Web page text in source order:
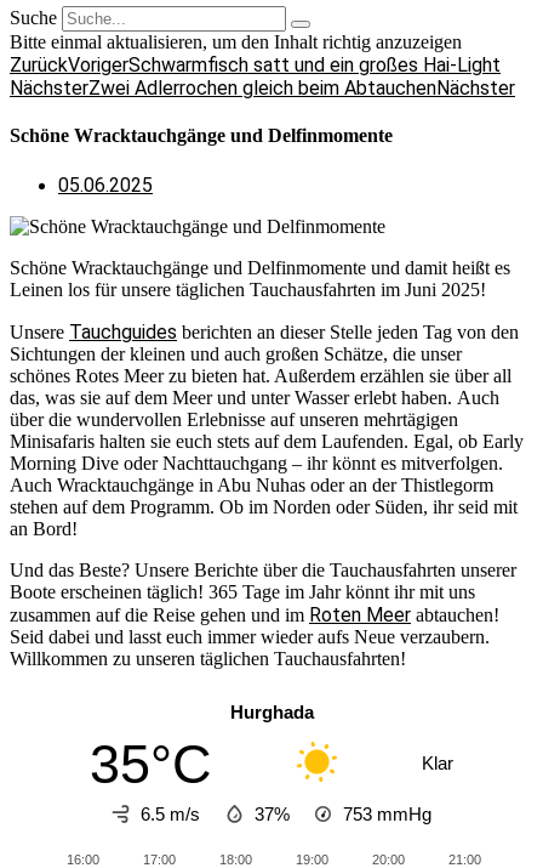
Suche
Bitte einmal aktualisieren, um den Inhalt richtig anzuzeigen
ZurückVorigerSchwarmfisch satt und ein großes Hai-Light
NächsterZwei Adlerrochen gleich beim AbtauchenNächster
Schöne Wracktauchgänge und Delfinmomente
05.06.2025
Schöne Wracktauchgänge und Delfinmomente und damit heißt es
Leinen los für unsere täglichen Tauchausfahrten im Juni 2025!
Unsere Tauchguides berichten an dieser Stelle jeden Tag von den
Sichtungen der kleinen und auch großen Schätze, die unser
schönes Rotes Meer zu bieten hat. Außerdem erzählen sie über all
das, was sie auf dem Meer und unter Wasser erlebt haben. Auch
über die wundervollen Erlebnisse auf unseren mehrtägigen
Minisafaris halten sie euch stets auf dem Laufenden. Egal, ob Early
Morning Dive oder Nachttauchgang – ihr könnt es mitverfolgen.
Auch Wracktauchgänge in Abu Nuhas oder an der Thistlegorm
stehen auf dem Programm. Ob im Norden oder Süden, ihr seid mit
an Bord!
Und das Beste? Unsere Berichte über die Tauchausfahrten unserer
Boote erscheinen täglich! 365 Tage im Jahr könnt ihr mit uns
zusammen auf die Reise gehen und im Roten Meer abtauchen!
Seid dabei und lasst euch immer wieder aufs Neue verzaubern.
Willkommen zu unseren täglichen Tauchausfahrten!
Hurghada
35°C Klar
6.5 m/s 37% 753 mmHg
16:00 17:00 18:00 19:00 20:00 21:00